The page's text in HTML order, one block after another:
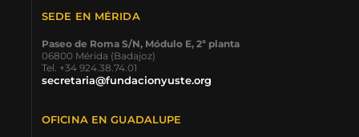
SEDE EN MÉRIDA
Paseo de Roma S/N, Módulo E, 2ª planta
06800 Mérida (Badajoz)
Tel. +34 924.38.74.01
secretaria@fundacionyuste.org
OFICINA EN GUADALUPE